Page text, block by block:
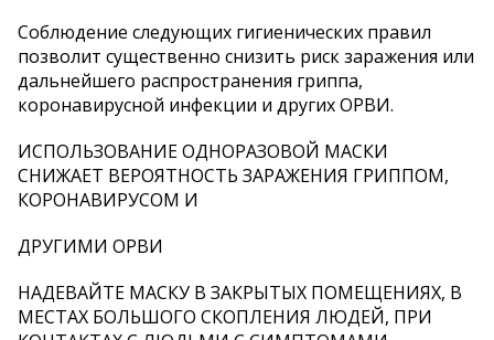
Соблюдение следующих гигиенических правил
позволит существенно снизить риск заражения или
дальнейшего распространения гриппа,
коронавирусной инфекции и других ОРВИ.
ИСПОЛЬЗОВАНИЕ ОДНОРАЗОВОЙ МАСКИ
СНИЖАЕТ ВЕРОЯТНОСТЬ ЗАРАЖЕНИЯ ГРИППОМ,
КОРОНАВИРУСОМ И
ДРУГИМИ ОРВИ
НАДЕВАЙТЕ МАСКУ В ЗАКРЫТЫХ ПОМЕЩЕНИЯХ, В
МЕСТАХ БОЛЬШОГО СКОПЛЕНИЯ ЛЮДЕЙ, ПРИ